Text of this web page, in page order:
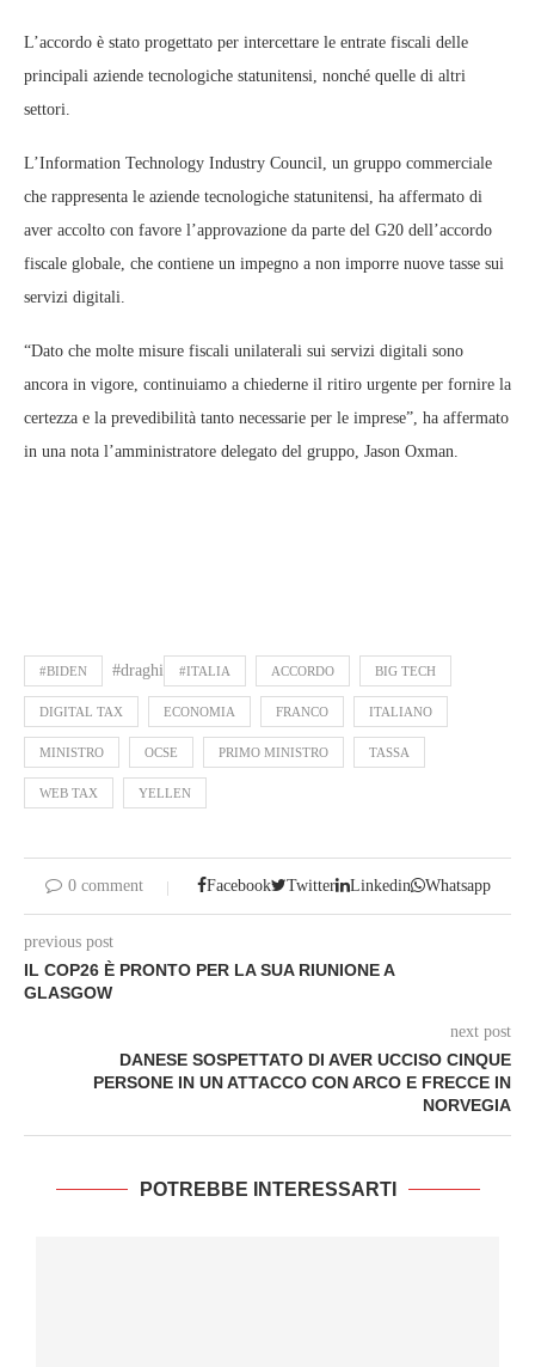
L’accordo è stato progettato per intercettare le entrate fiscali delle
principali aziende tecnologiche statunitensi, nonché quelle di altri
settori.
L’Information Technology Industry Council, un gruppo commerciale
che rappresenta le aziende tecnologiche statunitensi, ha affermato di
aver accolto con favore l’approvazione da parte del G20 dell’accordo
fiscale globale, che contiene un impegno a non imporre nuove tasse sui
servizi digitali.
“Dato che molte misure fiscali unilaterali sui servizi digitali sono
ancora in vigore, continuiamo a chiederne il ritiro urgente per fornire la
certezza e la prevedibilità tanto necessarie per le imprese”, ha affermato
in una nota l’amministratore delegato del gruppo, Jason Oxman.
#BIDEN #draghi #ITALIA ACCORDO BIG TECH
DIGITAL TAX ECONOMIA FRANCO ITALIANO
MINISTRO OCSE PRIMO MINISTRO TASSA
WEB TAX YELLEN
0 comment Facebook Twitter Linkedin Whatsapp
previous post
IL COP26 È PRONTO PER LA SUA RIUNIONE A
GLASGOW
next post
DANESE SOSPETTATO DI AVER UCCISO CINQUE
PERSONE IN UN ATTACCO CON ARCO E FRECCE IN
NORVEGIA
POTREBBE INTERESSARTI